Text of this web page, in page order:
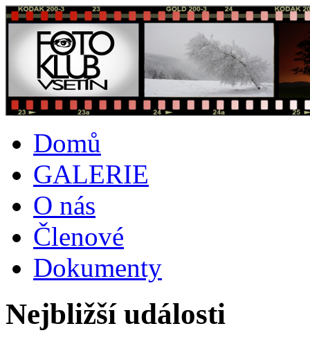
Domů
GALERIE
O nás
Členové
Dokumenty
Nejbližší události